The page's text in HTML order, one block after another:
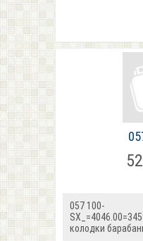
057 100-
колодки